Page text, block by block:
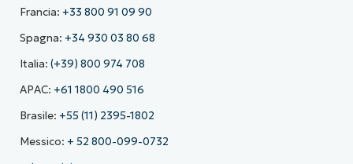
Francia: +33 800 91 09 90
Spagna: +34 930 03 80 68
Italia: (+39) 800 974 708
APAC: +61 1800 490 516
Brasile: +55 (11) 2395-1802
Messico: + 52 800-099-0732